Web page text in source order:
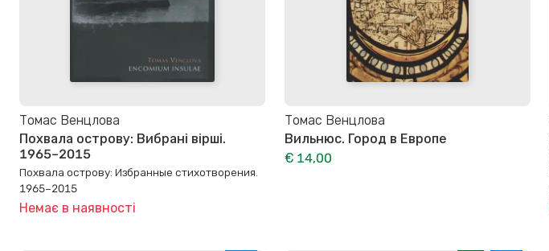
Томас Венцлова
Похвала острову: Вибрані вірші.
1965–2015
Похвала острову: Избранные стихотворения.
1965–2015
Немає в наявності
Томас Венцлова
Вильнюс. Город в Европе
€ 14,00